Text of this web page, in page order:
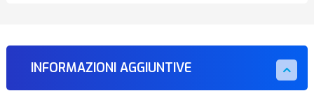
INFORMAZIONI AGGIUNTIVE